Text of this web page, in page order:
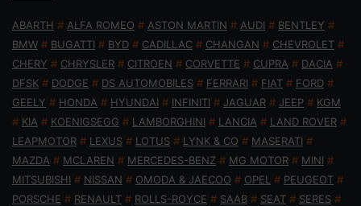
ABARTH # ALFA ROMEO # ASTON MARTIN # AUDI # BENTLEY #
BMW # BUGATTI # BYD # CADILLAC # CHANGAN # CHEVROLET #
CHERY # CHRYSLER # CITROEN # CORVETTE # CUPRA # DACIA #
DFSK # DODGE # DS AUTOMOBILES # FERRARI # FIAT # FORD #
GEELY # HONDA # HYUNDAI # INFINITI # JAGUAR # JEEP # KGM
# KIA # KOENIGSEGG # LAMBORGHINI # LANCIA # LAND ROVER #
LEAPMOTOR # LEXUS # LOTUS # LYNK & CO # MASERATI #
MAZDA # MCLAREN # MERCEDES-BENZ # MG MOTOR # MINI #
MITSUBISHI # NISSAN # OMODA & JAECOO # OPEL # PEUGEOT #
PORSCHE # RENAULT # ROLLS-ROYCE # SAAB # SEAT # SERES #